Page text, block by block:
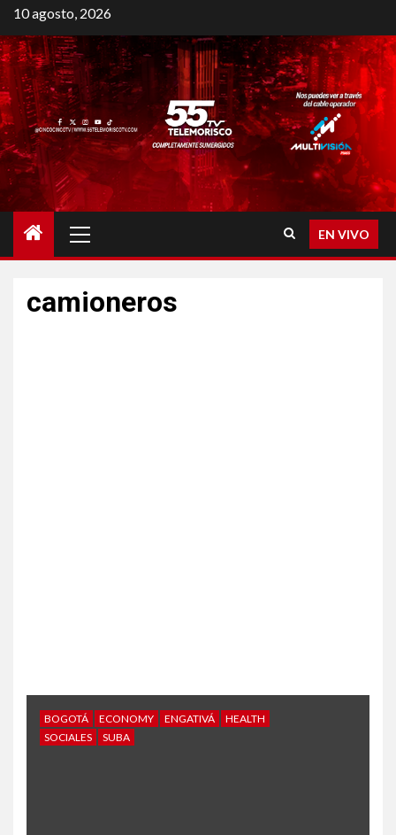
10 agosto, 2026
EN VIVO
camioneros
BOGOTÁ ECONOMY ENGATIVÁ
HEALTH
SOCIALES
SUBA